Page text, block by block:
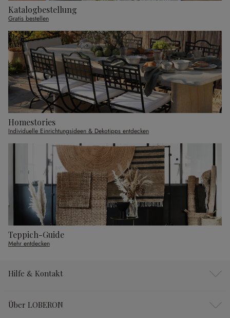
Katalogbestellung
Gratis bestellen
Homestories
Individuelle Einrichtungsideen & Dekotipps entdecken
Teppich-Guide
Mehr entdecken
Hilfe & Kontakt
Über LOBERON